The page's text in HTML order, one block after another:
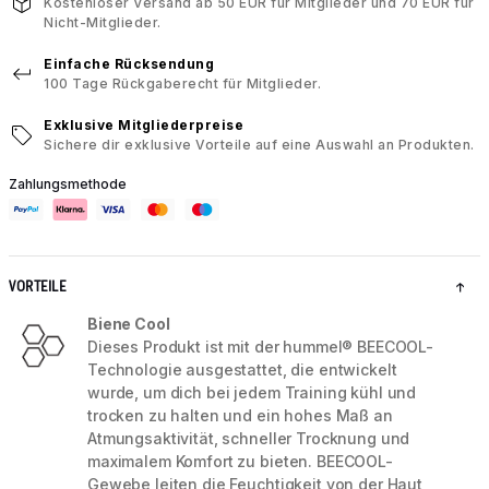
Nicht-Mitglieder.
Einfache Rücksendung
100 Tage Rückgaberecht für Mitglieder.
Exklusive Mitgliederpreise
Sichere dir exklusive Vorteile auf eine Auswahl an Produkten.
Zahlungsmethode
VORTEILE
Biene Cool
Dieses Produkt ist mit der hummel® BEECOOL-
Technologie ausgestattet, die entwickelt
wurde, um dich bei jedem Training kühl und
trocken zu halten und ein hohes Maß an
Atmungsaktivität, schneller Trocknung und
maximalem Komfort zu bieten. BEECOOL-
Gewebe leiten die Feuchtigkeit von der Haut